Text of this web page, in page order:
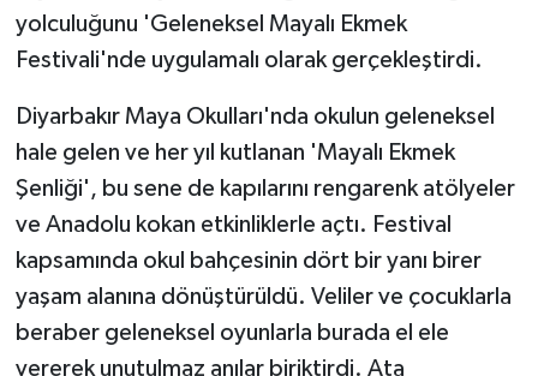
yolculuğunu 'Geleneksel Mayalı Ekmek
Festivali'nde uygulamalı olarak gerçekleştirdi.
Diyarbakır Maya Okulları'nda okulun geleneksel
hale gelen ve her yıl kutlanan 'Mayalı Ekmek
Şenliği', bu sene de kapılarını rengarenk atölyeler
ve Anadolu kokan etkinliklerle açtı. Festival
kapsamında okul bahçesinin dört bir yanı birer
yaşam alanına dönüştürüldü. Veliler ve çocuklarla
beraber geleneksel oyunlarla burada el ele
vererek unutulmaz anılar biriktirdi. Ata
GENEL
GÜNDEM
Güvenlik
İNSAN
İş Dünyası